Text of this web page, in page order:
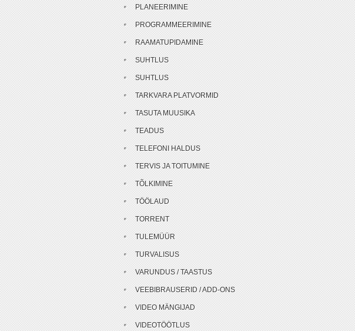
PLANEERIMINE
PROGRAMMEERIMINE
RAAMATUPIDAMINE
SUHTLUS
SUHTLUS
TARKVARA PLATVORMID
TASUTA MUUSIKA
TEADUS
TELEFONI HALDUS
TERVIS JA TOITUMINE
TÕLKIMINE
TÖÖLAUD
TORRENT
TULEMÜÜR
TURVALISUS
VARUNDUS / TAASTUS
VEEBIBRAUSERID / ADD-ONS
VIDEO MÄNGIJAD
VIDEOTÖÖTLUS